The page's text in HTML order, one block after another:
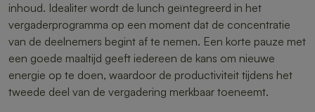
inhoud. Idealiter wordt de lunch geïntegreerd in het
vergaderprogramma op een moment dat de concentratie
van de deelnemers begint af te nemen. Een korte pauze met
een goede maaltijd geeft iedereen de kans om nieuwe
energie op te doen, waardoor de productiviteit tijdens het
tweede deel van de vergadering merkbaar toeneemt.